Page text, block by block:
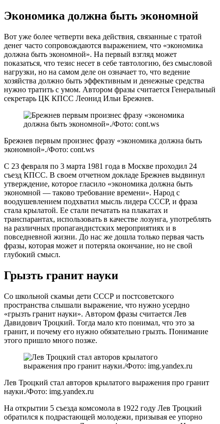
Экономика должна быть экономной
Вот уже более четверти века действия, связанные с тратой
денег часто сопровождаются выражением, что «экономика
должна быть экономной». На первый взгляд может
показаться, что тезис несет в себе тавтологию, без смысловой
нагрузки, но на самом деле он означает то, что ведение
хозяйства должно быть эффективным и денежные средства
нужно тратить с умом. Автором фразы считается Генеральный
секретарь ЦК КПСС Леонид Ильи Брежнев.
Брежнев первым произнес фразу «экономика должна быть
экономной»./Фото: cont.ws
С 23 февраля по 3 марта 1981 года в Москве проходил 24
съезд КПСС. В своем отчетном докладе Брежнев выдвинул
утверждение, которое гласило «экономика должна быть
экономной — таково требование времени». Народ с
воодушевлением подхватил мысль лидера СССР, и фраза
стала крылатой. Ее стали печатать на плакатах и
транспарантах, использовать в качестве лозунга, употреблять
на различных пропагандистских мероприятиях и в
повседневной жизни. До нас же дошла только первая часть
фразы, которая может и потеряла окончание, но не свой
глубокий смысл.
Грызть гранит науки
Со школьной скамьи дети СССР и постсоветского
пространства слышали выражение, что нужно усердно
«грызть гранит науки». Автором фразы считается Лев
Давидович Троцкий. Тогда мало кто понимал, что это за
гранит, и почему его нужно обязательно грызть. Понимание
этого пришло много позже.
Лев Троцкий стал авторов крылатого выражения про гранит
науки./Фото: img.yandex.ru
На открытии 5 съезда комсомола в 1922 году Лев Троцкий
обратился к подрастающей молодежи, призывая ее упорно